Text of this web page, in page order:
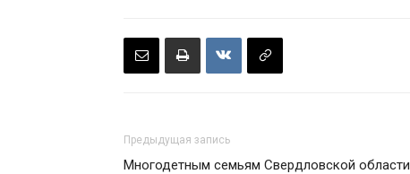
Предыдущая запись
Многодетным семьям Свердловской области